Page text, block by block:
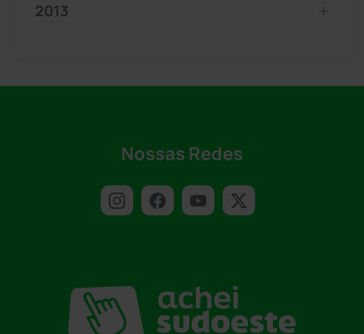
2013
Nossas Redes